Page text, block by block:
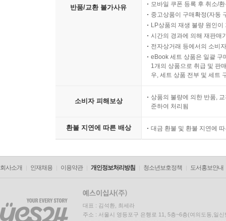
반품/교환 불가사유
모바일 쿠폰 등록 후 취소/
중고상품이 구매확정(자동
LP상품의 재생 불량 원인
시간의 경과에 의해 재판매
전자상거래 등에서의 소비
eBook 세트 상품은 일괄 구
1개의 상품으로 취급 및 판
우, 세트 상품 전부 및 세트
소비자 피해보상
상품의 불량에 의한 반품,
준하여 처리됨
환불 지연에 따른 배상 대금 환불 및 환불 지연에
회사소개 인재채용 이용약관 개인정보처리방침 청소년보호정책 도서홍보안내
대표 : 김석환, 최세라
주소 : 서울시 영등포구 은행로 11, 5층~6층(여의도동,일신